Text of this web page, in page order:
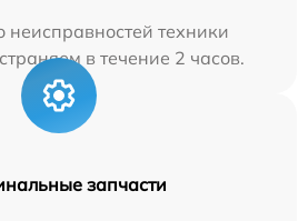
неисправностей техники
в течение 2 часов.
запчасти